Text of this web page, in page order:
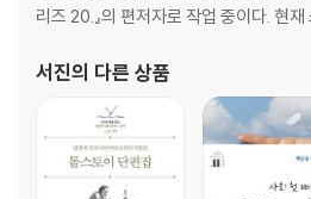
리즈 20.』의 편저자로 작업 중이다. 현
서진의 다른 상품